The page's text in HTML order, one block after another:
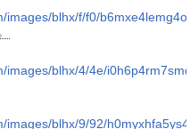
images/blhx/f/f0/
images/blhx/4/4e/
images/blhx/9/92/